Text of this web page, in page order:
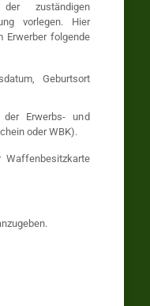
zuständigen
vorlegen. Hier
Erwerber folgende
Geburtsort
Erwerbs- und
oder WBK).